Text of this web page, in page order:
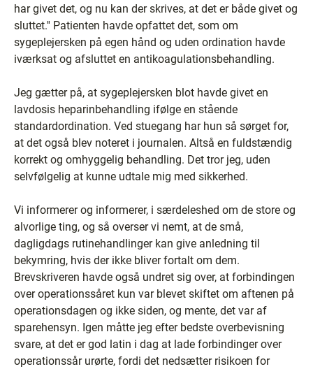
har givet det, og nu kan der skrives, at det er både givet og
sluttet.'' Patienten havde opfattet det, som om
sygeplejersken på egen hånd og uden ordination havde
iværksat og afsluttet en antikoagulationsbehandling.
Jeg gætter på, at sygeplejersken blot havde givet en
lavdosis heparinbehandling ifølge en stående
standardordination. Ved stuegang har hun så sørget for,
at det også blev noteret i journalen. Altså en fuldstændig
korrekt og omhyggelig behandling. Det tror jeg, uden
selvfølgelig at kunne udtale mig med sikkerhed.
Vi informerer og informerer, i særdeleshed om de store og
alvorlige ting, og så overser vi nemt, at de små,
dagligdags rutinehandlinger kan give anledning til
bekymring, hvis der ikke bliver fortalt om dem.
Brevskriveren havde også undret sig over, at forbindingen
over operationssåret kun var blevet skiftet om aftenen på
operationsdagen og ikke siden, og mente, det var af
sparehensyn. Igen måtte jeg efter bedste overbevisning
svare, at det er god latin i dag at lade forbindinger over
operationssår urørte, fordi det nedsætter risikoen for